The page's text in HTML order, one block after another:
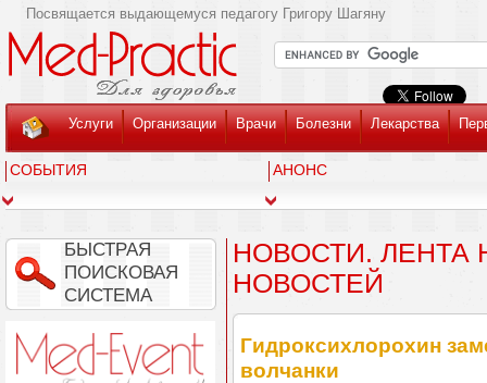
Посвящается выдающемуся педагогу Григору Шагяну
Услуги Организации Врачи Болезни Лекарства
СОБЫТИЯ АНОНС
БЫСТРАЯ
ПОИСКОВАЯ
СИСТЕМА
НОВОСТИ.
НОВОСТЕЙ
Гидроксихлорохин
волчанки